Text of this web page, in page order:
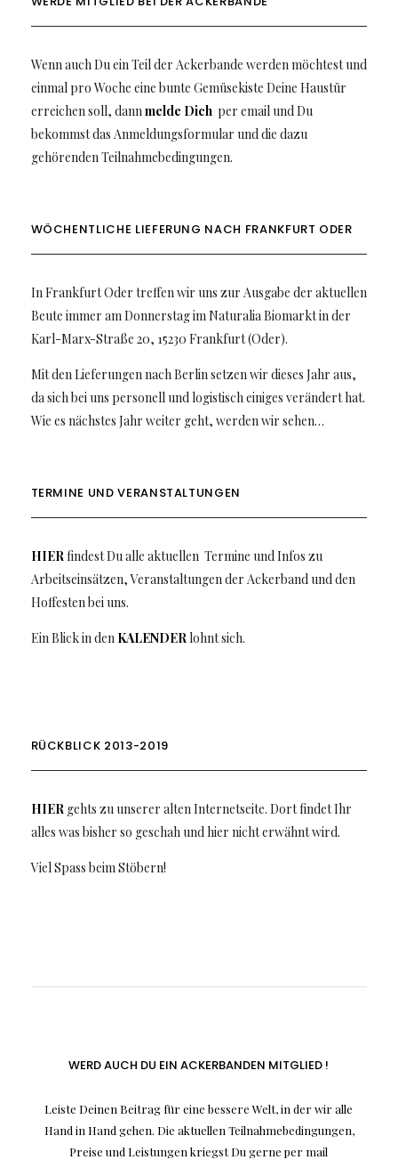
Wenn auch Du ein Teil der Ackerbande werden möchtest und
einmal pro Woche eine bunte Gemüsekiste Deine Haustür
erreichen soll, dann melde Dichper email und Du
bekommst das Anmeldungsformular und die dazu
gehörenden Teilnahmebedingungen.
WÖCHENTLICHE LIEFERUNG NACH FRANKFURT ODER
In Frankfurt Oder treffen wir uns zur Ausgabe der aktuellen
Beute immer am Donnerstag im Naturalia Biomarkt in der
Karl-Marx-Straße 20, 15230 Frankfurt (Oder).
Mit den Lieferungen nach Berlin setzen wir dieses Jahr aus,
da sich bei uns personell und logistisch einiges verändert hat.
Wie es nächstes Jahr weiter geht, werden wir sehen…
TERMINE UND VERANSTALTUNGEN
HIER findest Du alle aktuellen Termine und Infos zu
Arbeitseinsätzen, Veranstaltungen der Ackerband und den
Hoffesten bei uns.
Ein Blick in den KALENDER lohnt sich.
RÜCKBLICK 2013-2019
HIER gehts zu unserer alten Internetseite. Dort findet Ihr
alles was bisher so geschah und hier nicht erwähnt wird.
Viel Spass beim Stöbern!
WERD AUCH DU EIN ACKERBANDEN MITGLIED !
Leiste Deinen Beitrag für eine bessere Welt, in der wir alle
Hand in Hand gehen. Die aktuellen Teilnahmebedingungen,
Preise und Leistungen kriegst Du gerne per mail